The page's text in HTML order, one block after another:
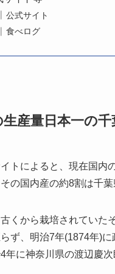
公式サイト
食べログ
生産量日本一の
トによると、現在国内
の国内産の約8割は千
くから栽培されていた
ず、明治7年(1874年)
年に神奈川県の渡辺慶